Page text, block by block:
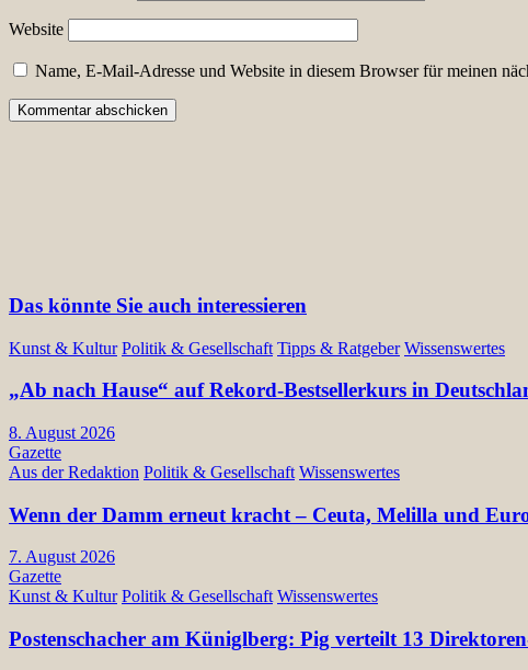
Website
Name, E-Mail-Adresse und Website in diesem Browser für meinen
Das könnte Sie auch interessieren
Kunst & Kultur Politik & Gesellschaft Tipps & Ratgeber Wissenswertes
„Ab nach Hause“ auf Rekord-Bestsellerkurs in
8. August 2026
Gazette
Aus der Redaktion Politik & Gesellschaft Wissenswertes
Wenn der Damm erneut kracht – Ceuta, Melilla und
7. August 2026
Gazette
Kunst & Kultur Politik & Gesellschaft Wissenswertes
Postenschacher am Küniglberg: Pig verteilt 13